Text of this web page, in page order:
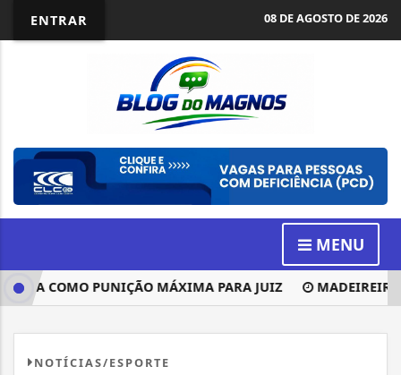
ENTRAR 08 DE AGOSTO DE 2026
MENU
COMO PUNIÇÃO MÁXIMA PARA JUIZ MADEIREIRA
NOTÍCIAS/ESPORTE